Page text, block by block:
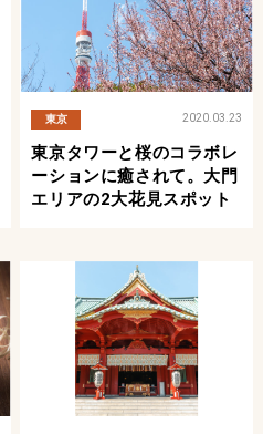
東京 2020.03.23
東京タワーと桜のコラボレ
ーションに癒されて。大門
エリアの2大花見スポット